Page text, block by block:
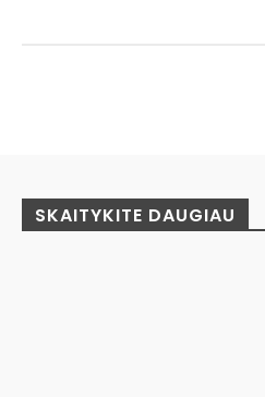
SKAITYKITE DAUGIAU